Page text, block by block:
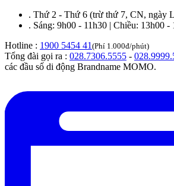
. Thứ 2 - Thứ 6 (trừ thứ 7, CN, ngày
. Sáng: 9h00 - 11h30 | Chiều: 13h00 -
Hotline : 1900 5454 41 (Phí 1.000đ/phút)
Tổng đài gọi ra : 028.7306.5555 -
các đầu số di động Brandname MOMO.